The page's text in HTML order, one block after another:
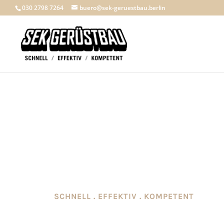
030 2798 7264 buero@sek-geruestbau.berlin
SCHNELL . EFFEKTIV . KOMPETENT